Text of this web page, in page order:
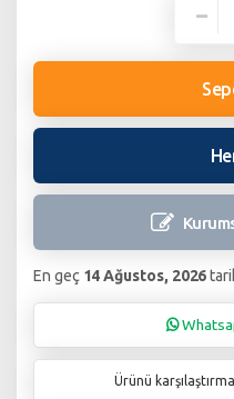
En geç 14 Ağustos, 2026
Ürünü